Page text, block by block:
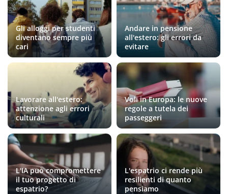
Gli alloggi per studenti
diventano sempre più
cari
Andare in pensione
all'estero: gli errori da
evitare
Lavorare all'estero:
attenzione agli errori
culturali
Voli in Europa: le nuove
regole a tutela dei
passeggeri
L'IA può compromettere
il tuo progetto di
espatrio?
L'espatrio ci rende più
resilienti di quanto
pensiamo